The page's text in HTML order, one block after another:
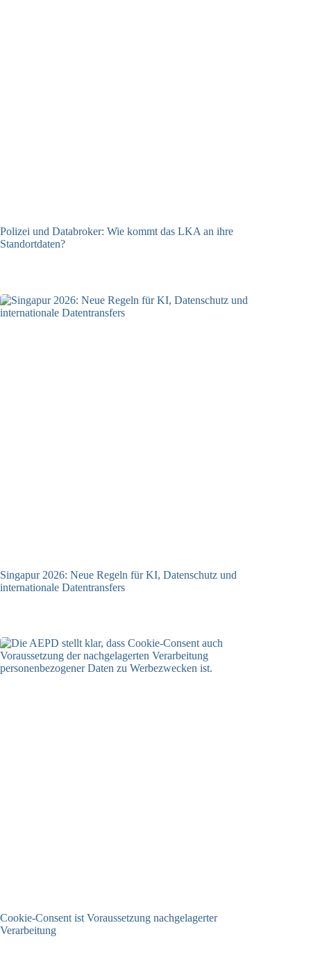
Polizei und Databroker: Wie kommt das LKA an ihre
Standortdaten?
Singapur 2026: Neue Regeln für KI, Datenschutz und
internationale Datentransfers
Cookie-Consent ist Voraussetzung nachgelagerter
Verarbeitung